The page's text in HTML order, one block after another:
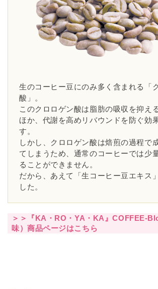
生のコーヒー豆にのみ多く含まれる「
酸」。
このクロロゲン酸は脂肪の吸収を抑え
ほか、代謝を高めリバウンドを防ぐ効
す。
しかし、クロロゲン酸は焙煎の過程で
てしまうため、通常のコーヒーでは少
ることができません。
だから、あえて「生コーヒー豆エキス
した。
＞＞『KA・RO・YA・KA』COFFEE-
味）商品ページはこちら